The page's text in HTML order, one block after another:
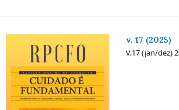
v. 17 (2025)
V.17 (jan/dez)